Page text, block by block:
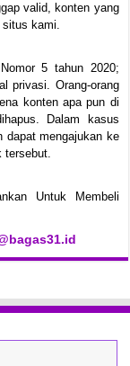
valid, konten yang
situs kami.
5 tahun 2020;
privasi. Orang-orang
konten apa pun di
Dalam kasus
dapat mengajukan ke
tersebut.
Untuk Membeli